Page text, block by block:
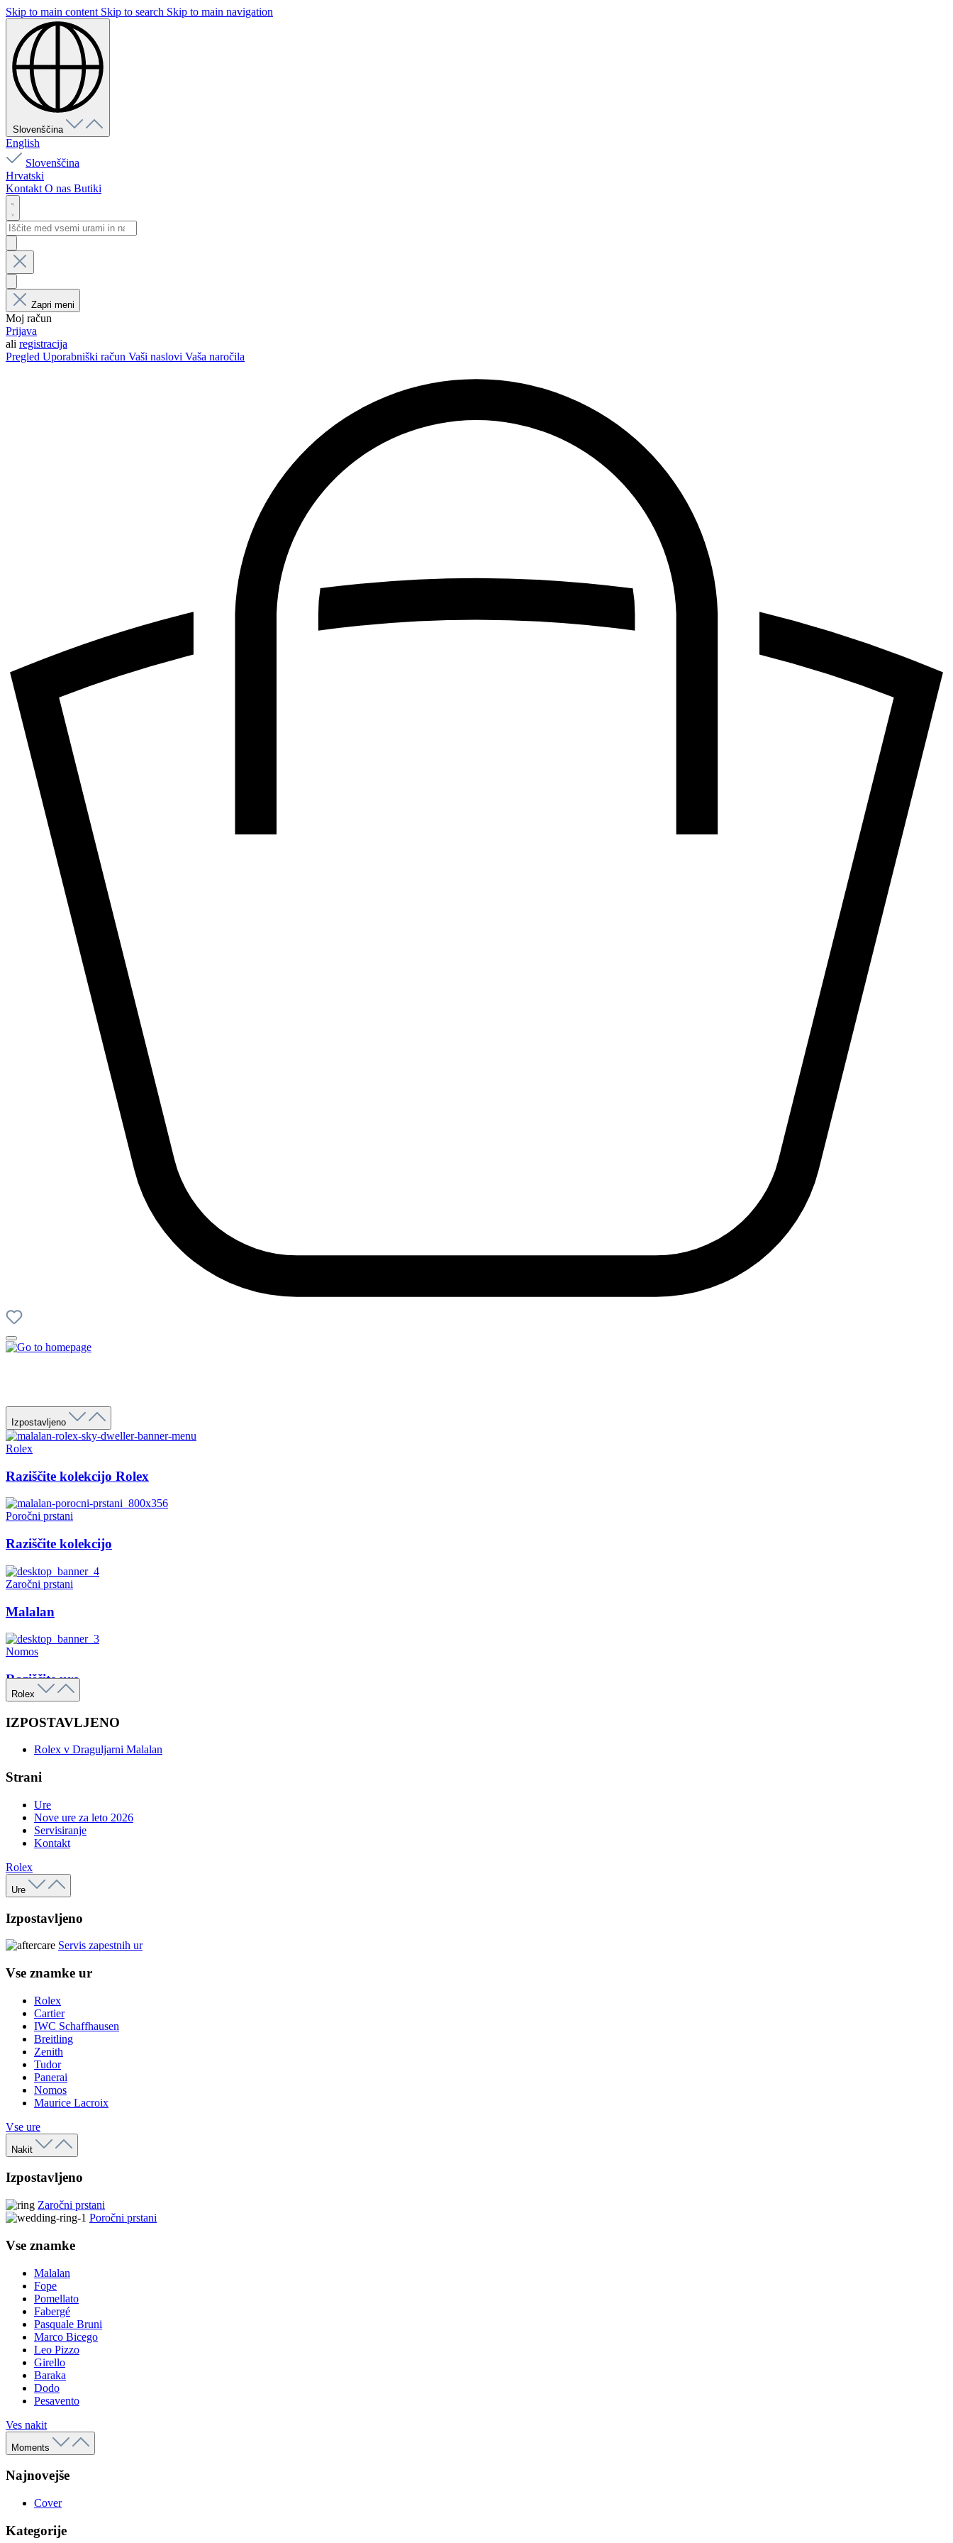
Skip to main content Skip to search Skip to main navigation
Slovenščina
English
Slovenščina
Hrvatski
Kontakt O nas Butiki
Zapri meni
Moj račun
Prijava
ali registracija
Pregled Uporabniški račun Vaši naslovi Vaša naročila
Izpostavljeno
Rolex
Raziščite kolekcijo Rolex
Poročni prstani
Raziščite kolekcijo
Zaročni prstani
Malalan
Nomos
Raziščite ure
Rolex
IZPOSTAVLJENO
Rolex v Draguljarni Malalan
Strani
Ure
Nove ure za leto 2026
Servisiranje
Kontakt
Rolex
Ure
Izpostavljeno
Servis zapestnih ur
Vse znamke ur
Rolex
Cartier
IWC Schaffhausen
Breitling
Zenith
Tudor
Panerai
Nomos
Maurice Lacroix
Vse ure
Nakit
Izpostavljeno
Zaročni prstani
Poročni prstani
Vse znamke
Malalan
Fope
Pomellato
Fabergé
Pasquale Bruni
Marco Bicego
Leo Pizzo
Girello
Baraka
Dodo
Pesavento
Ves nakit
Moments
Najnovejše
Cover
Kategorije